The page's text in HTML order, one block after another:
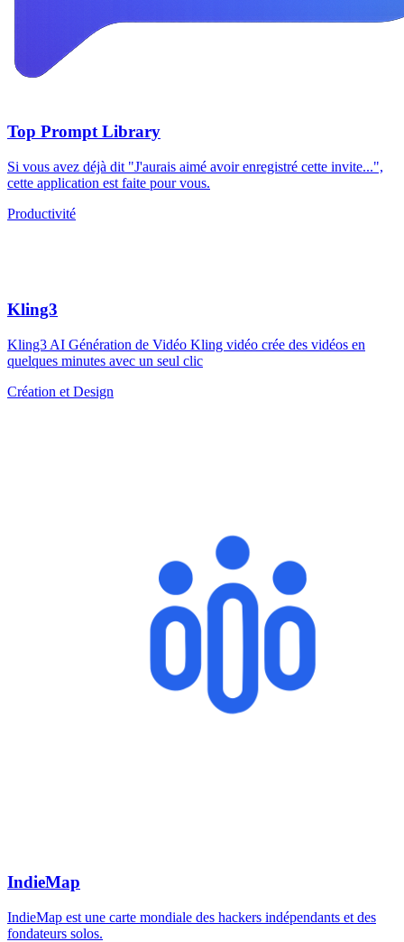
Top Prompt Library
Si vous avez déjà dit "J'aurais aimé avoir enregistré cette invite...",
cette application est faite pour vous.
Productivité
Kling3
Kling3 AI Génération de Vidéo Kling vidéo crée des vidéos en
quelques minutes avec un seul clic
Création et Design
IndieMap
IndieMap est une carte mondiale des hackers indépendants et des
fondateurs solos.